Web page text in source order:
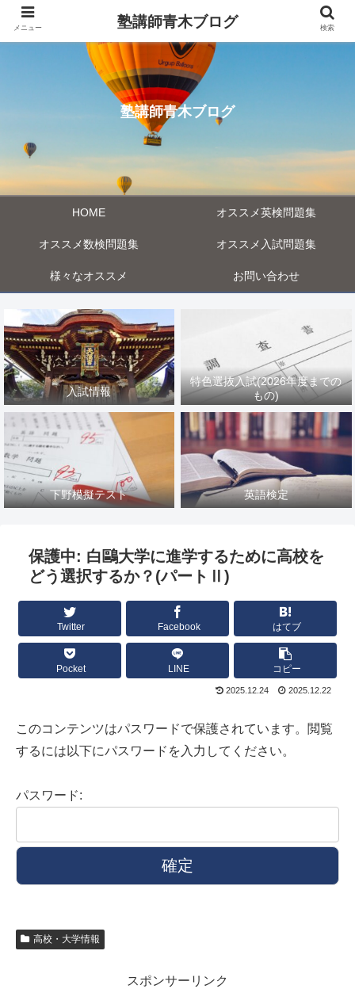
塾講師青木ブログ
HOME オススメ英検問題集
オススメ数検問題集 オススメ入試問題集
様々なオススメ お問い合わせ
入試情報
特色選抜入試(2026年度までの
もの)
下野模擬テスト 英語検定
保護中: 白鷗大学に進学するために高校を
どう選択するか？(パートⅡ)
Twitter Facebook はてブ
Pocket LINE コピー
2025.12.24 2025.12.22
このコンテンツはパスワードで保護されています。閲覧
するには以下にパスワードを入力してください。
パスワード:
高校・大学情報
スポンサーリンク
メニュー 塾講師青木ブログ 検索